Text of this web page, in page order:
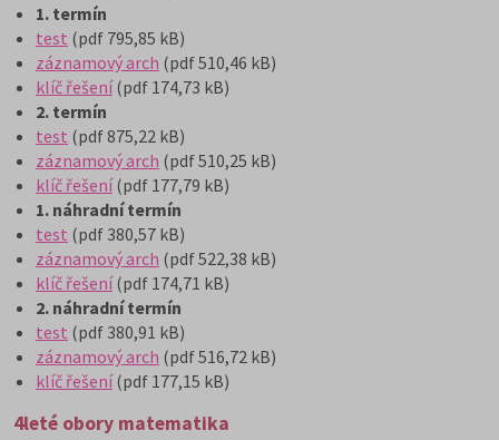
1. termín
test (pdf 795,85 kB)
záznamový arch (pdf 510,46 kB)
klíč řešení(pdf 174,73 kB)
2. termín
test (pdf 875,22 kB)
záznamový arch (pdf 510,25 kB)
klíč řešení(pdf 177,79 kB)
1. náhradní termín
test (pdf 380,57 kB)
záznamový arch (pdf 522,38 kB)
klíč řešení(pdf 174,71 kB)
2. náhradní termín
test (pdf 380,91 kB)
záznamový arch (pdf 516,72 kB)
klíč řešení(pdf 177,15 kB)
4leté obory matematika